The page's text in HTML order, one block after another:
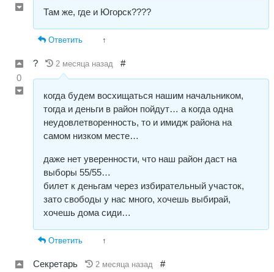
Там же, где и Югорск????
Ответить ↑
0
? 2 месяца назад #
когда будем восхищаться нашим начальником,
тогда и деньги в район пойдут… а когда одна
неудовлетворенность, то и имидж района на
самом низком месте…
даже нет уверенности, что наш район даст на
выборы 55/55…
билет к деньгам через избирательный участок,
зато свободы у нас много, хочешь выбирай,
хочешь дома сиди…
Ответить ↑
Секретарь 2 месяца назад #